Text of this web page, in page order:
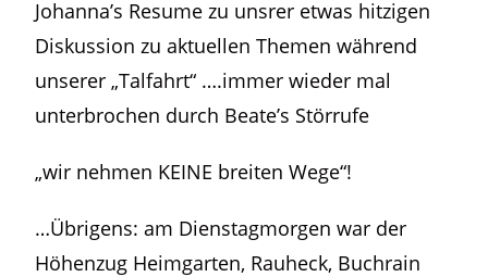
Johanna’s Resume zu unsrer etwas hitzigen
Diskussion zu aktuellen Themen während
unserer „Talfahrt“ ….immer wieder mal
unterbrochen durch Beate’s Störrufe
„wir nehmen KEINE breiten Wege“!
…Übrigens: am Dienstagmorgen war der
Höhenzug Heimgarten, Rauheck, Buchrain